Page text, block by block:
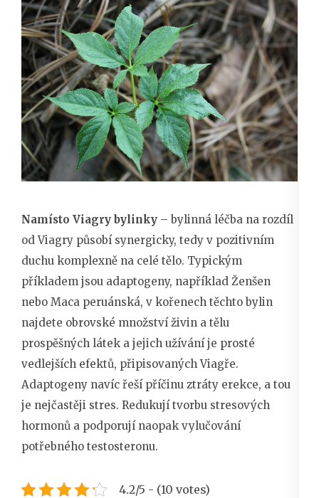
Namísto Viagry bylinky – bylinná léčba na rozdíl
od Viagry působí synergicky, tedy v pozitivním
duchu komplexně na celé tělo. Typickým
příkladem jsou adaptogeny, například Ženšen
nebo Maca peruánská, v kořenech těchto bylin
najdete obrovské množství živin a tělu
prospěšných látek a jejich užívání je prosté
vedlejších efektů, připisovaných Viagře.
Adaptogeny navíc řeší příčinu ztráty erekce, a tou
je nejčastěji stres. Redukují tvorbu stresových
hormonů a podporují naopak vylučování
potřebného testosteronu.
4.2/5 - (10 votes)